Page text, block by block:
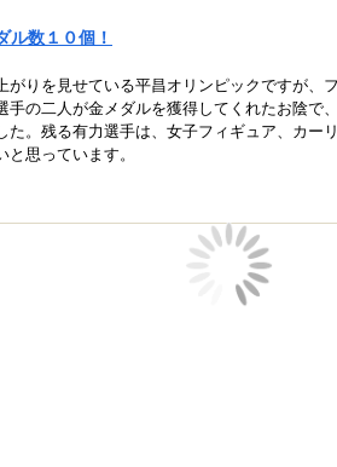
ル数１０個！
がりを見せている平昌オリンピックですが、
手の二人が金メダルを獲得してくれたお陰で
た。残る有力選手は、女子フィギュア、カー
思っています。